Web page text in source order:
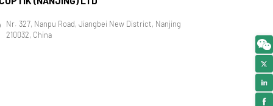
Nr. 327, Nanpu Road, Jiangbei New District, Nanjing
210032, China